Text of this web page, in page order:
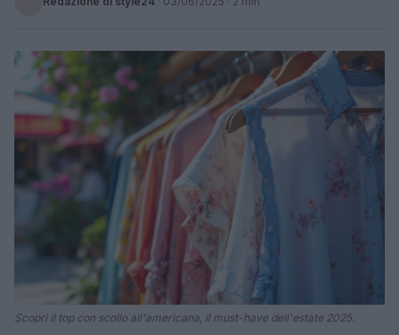
Scopri il top con scollo all'americana, il must-have dell'estate 2025.